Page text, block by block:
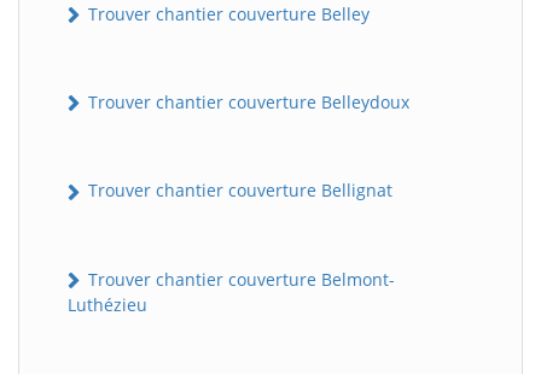
Trouver chantier couverture Belley
Trouver chantier couverture Belleydoux
Trouver chantier couverture Bellignat
Trouver chantier couverture Belmont-
Luthézieu